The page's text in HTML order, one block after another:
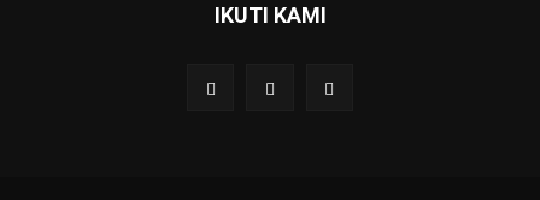
IKUTI KAMI